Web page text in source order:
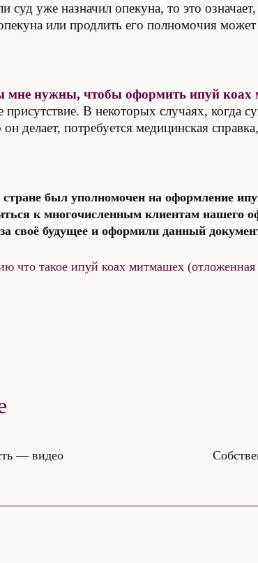
суд уже назначил опекуна, то это
или продлить его полномочия
мне нужны, чтобы оформить ипуй коах
присутствие. В некоторых случаях, когда
делает, потребуется медицинская
был уполномочен на оформление
к многочисленным клиентам нашего
своё будущее и оформили данный
что такое ипуй коах митмашех (отложенная
— видео